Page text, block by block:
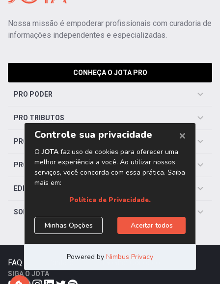
Nossa missão é empoderar profissionais com curadoria de
informações independentes e especializadas.
CONHEÇA O JOTA PRO
PRO PODER
PRO TRIBUTOS
PRO TRABALHISTA
PRO SAÚDE
EDITORIAS
SOBRE O JOTA
FAQ Trabalhe Conosco
SIGA O JOTA